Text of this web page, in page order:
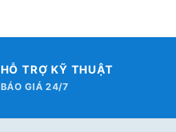
HỖ TRỢ KỸ THUẬT
BÁO GIÁ 24/7